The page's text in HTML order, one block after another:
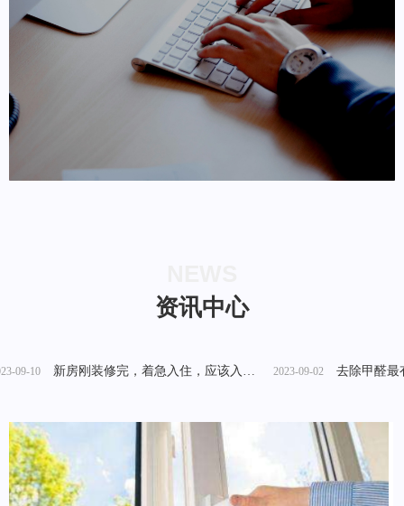
资讯中心
2023-09-02
新房刚装修完，着急入住，应该入户快速除甲醛？ 去除甲醛最有效的方